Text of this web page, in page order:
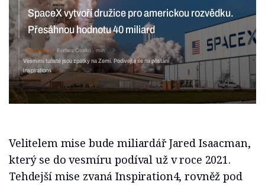
SpaceX vytvoří družice pro americkou rozvědku.
Přesáhnou hodnotu 40 miliard
INOVACE Forbes Česko min
Vesmírní turisté jsou zpátky na Zemi. Podívejte se na přistání
Inspiration4
Velitelem mise bude miliardář Jared Isaacman,
který se do vesmíru podíval už v roce 2021.
Tehdejší mise zvaná Inspiration4, rovněž pod